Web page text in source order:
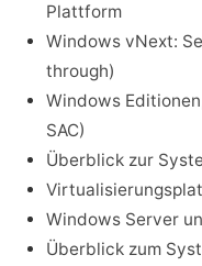
Plattform
Windows vNext:
through)
Windows
SAC)
Überblick zur
Windows Server
Überblick zum